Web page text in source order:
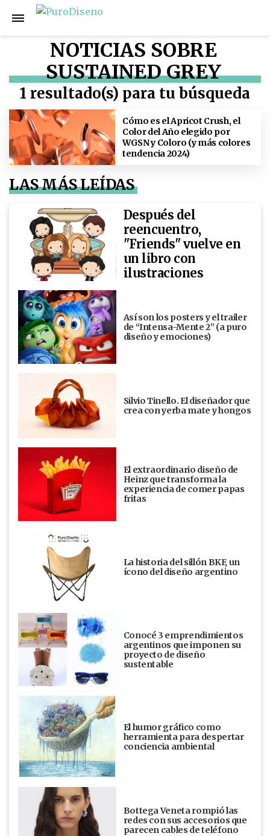
NOTICIAS SOBRE
SUSTAINED GREY
1 resultado(s) para tu búsqueda
Cómo es el Apricot Crush, el
Color del Año elegido por
WGSN y Coloro (y más colores
tendencia 2024)
LAS MÁS LEÍDAS
Después del
reencuentro,
"Friends" vuelve en
un libro con
ilustraciones
Así son los posters y el trailer
de “Intensa-Mente 2” (a puro
diseño y emociones)
Silvio Tinello. El diseñador que
crea con yerba mate y hongos
El extraordinario diseño de
Heinz que transforma la
experiencia de comer papas
fritas
La historia del sillón BKF, un
ícono del diseño argentino
Conocé 3 emprendimientos
argentinos que imponen su
proyecto de diseño
sustentable
El humor gráfico como
herramienta para despertar
conciencia ambiental
Bottega Veneta rompió las
redes con sus accesorios que
parecen cables de teléfono